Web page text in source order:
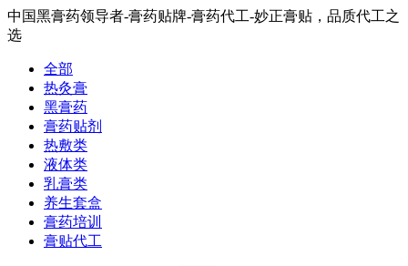
中国黑膏药领导者-膏药贴牌-膏药代工-妙正膏贴，品质代工之
选
全部
热灸膏
黑膏药
膏药贴剂
热敷类
液体类
乳膏类
养生套盒
膏药培训
膏贴代工